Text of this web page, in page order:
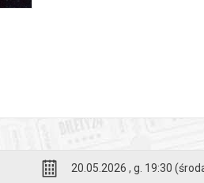
20.05.2026 , g. 19:30